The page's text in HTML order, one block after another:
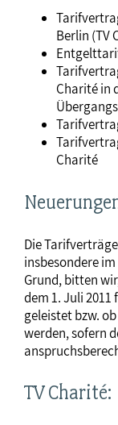
Berlin (TV
Charité in
Charité
Die
insbesondere
Grund, bitten
dem 1. Juli
geleistet bzw.
werden, sofern
TV Charité: